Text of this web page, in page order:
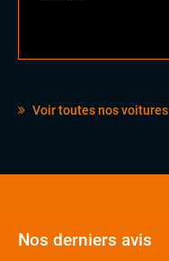
Voir toutes nos voitures
Nos derniers avis